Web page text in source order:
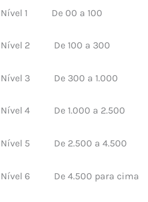
Nível 1 De 00 a 100 A
Nível 2 De 100 a 300 A
Nível 3 De 300 a 1.000 A
Nível 4 De 1.000 a 2.500 A
Nível 5 De 2.500 a 4.500 A
Nível 6 De 4.500 para cima